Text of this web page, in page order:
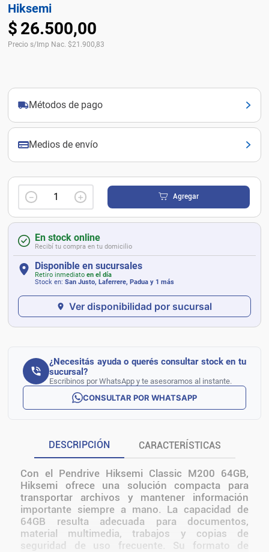
Hiksemi
$ 26.500,00
Precio s/Imp Nac. $21.900,83
Métodos de pago
Medios de envío
＋
－ Agregar
En stock online
Recibí tu compra en tu domicilio
Disponible en sucursales
Retiro inmediato en el día
Stock en: San Justo, Laferrere, Padua y 1 más
Ver disponibilidad por sucursal
¿Necesitás ayuda o querés consultar stock en tu
sucursal?
Escribinos por WhatsApp y te asesoramos al instante.
CONSULTAR POR WHATSAPP
DESCRIPCIÓN CARACTERÍSTICAS
Con el Pendrive Hiksemi Classic M200 64GB,
Hiksemi ofrece una solución compacta para
transportar archivos y mantener información
importante siempre a mano. La capacidad de
64GB resulta adecuada para documentos,
material multimedia, trabajos y copias de
seguridad de uso frecuente. Su formato de